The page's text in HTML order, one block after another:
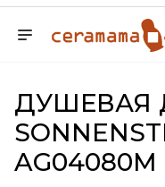
ДУШЕВАЯ
AG04080M